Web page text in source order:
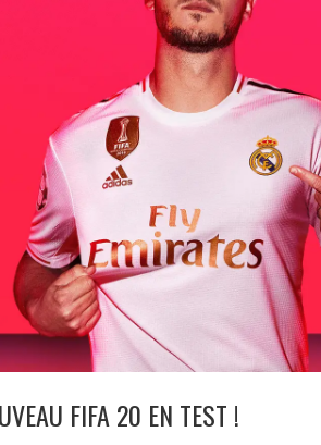
FIFA 20 EN TEST !